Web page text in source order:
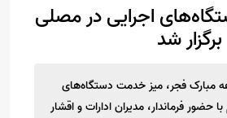
اجرایی در مصلی
شد
مبارک فجر، میز خدمت دستگاه‌های
حضور فرماندار، مدیران ادارات و اقشار